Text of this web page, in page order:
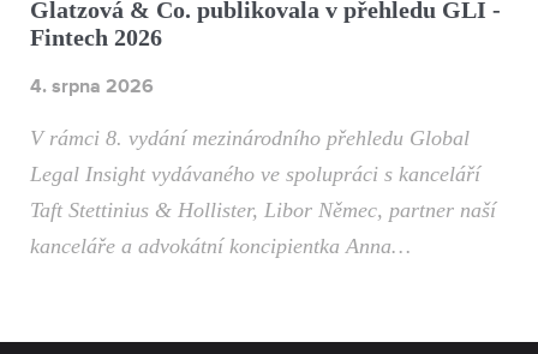
Glatzová & Co. publikovala v přehledu GLI -
Fintech 2026
4. srpna 2026
V rámci 8. vydání mezinárodního přehledu Global
Legal Insight vydávaného ve spolupráci s kanceláří
Taft Stettinius & Hollister, Libor Němec, partner naší
kanceláře a advokátní koncipientka Anna…